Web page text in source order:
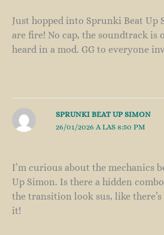
Just hopped into Sprunki Beat Up
are fire! No cap, the soundtrack is
heard in a mod. GG to everyone
SPRUNKI BEAT UP SIMON
26/01/2026 A LAS 8:50 PM
I’m curious about the mechanics
Up Simon. Is there a hidden
the transition look sus, like there’s
it!